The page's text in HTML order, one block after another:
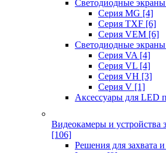
Светодиодные
Серия MG [4]
Серия TXF [6]
Серия VEM [6]
Светодиодные
Серия VA [4]
Серия VL [4]
Серия VH [3]
Серия V [1]
Аксессуары для LED
Видеокамеры и устройства
[106]
Решения для захвата